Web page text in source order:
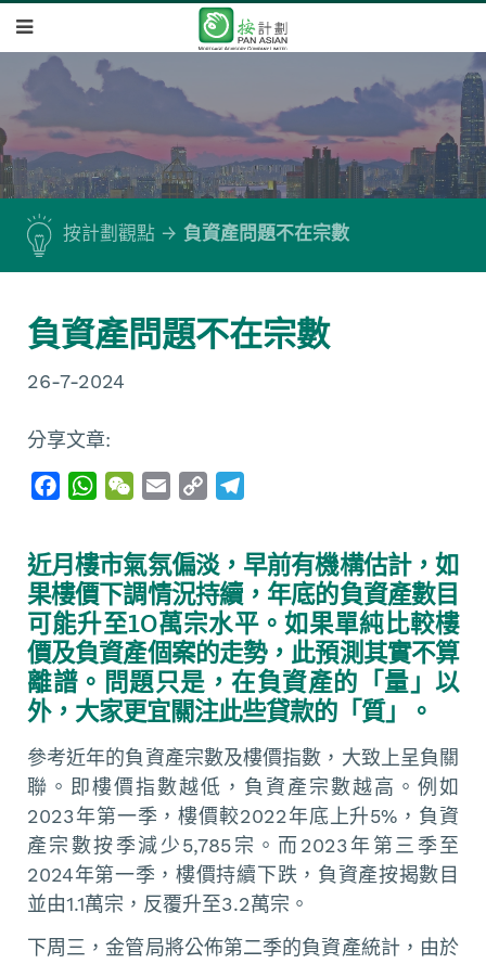
按計劃觀點 負資產問題不在宗數
負資產問題不在宗數
26-7-2024
分享文章:
e
b
o
o
k
W
t
s
A
p
W
h
a
t
i
l
y
L
i
n
k
e
g
r
a
m
近月樓市氣氛偏淡，早前有機構估計，如
果樓價下調情況持續，年底的負資產數目
可能升至10萬宗水平。如果單純比較樓
價及負資產個案的走勢，此預測其實不算
離譜。問題只是，在負資產的「量」以
外，大家更宜關注此些貸款的「質」。
參考近年的負資產宗數及樓價指數，大致上呈負關
聯。即樓價指數越低，負資產宗數越高。例如
2023年第一季，樓價較2022年底上升5%，負資
產宗數按季減少5,785宗。而2023年第三季至
2024年第一季，樓價持續下跌，負資產按揭數目
並由1.1萬宗，反覆升至3.2萬宗。
下周三，金管局將公佈第二季的負資產統計，由於